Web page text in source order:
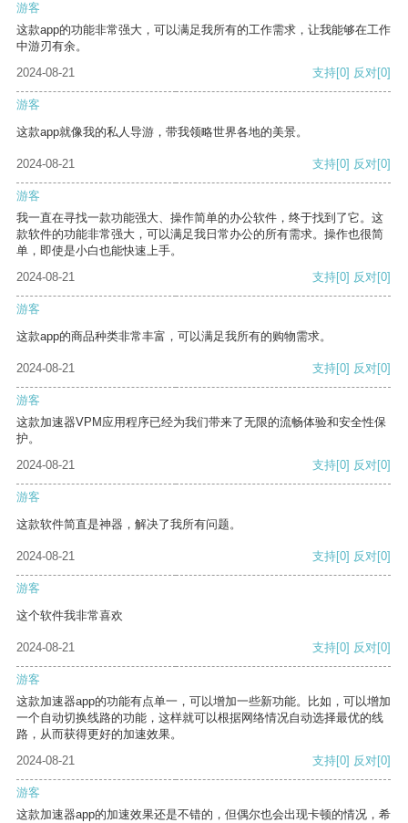
游客
这款app的功能非常强大，可以满足我所有的工作需求，让我能够在工作
中游刃有余。
2024-08-21
支持[0] 反对[0]
游客
这款app就像我的私人导游，带我领略世界各地的美景。
2024-08-21 支持[0] 反对[0]
游客
我一直在寻找一款功能强大、操作简单的办公软件，终于找到了它。这
款软件的功能非常强大，可以满足我日常办公的所有需求。操作也很简
单，即使是小白也能快速上手。
2024-08-21
支持[0] 反对[0]
游客
这款app的商品种类非常丰富，可以满足我所有的购物需求。
2024-08-21 支持[0] 反对[0]
游客
这款加速器VPM应用程序已经为我们带来了无限的流畅体验和安全性保
护。
2024-08-21
支持[0] 反对[0]
游客
这款软件简直是神器，解决了我所有问题。
2024-08-21 支持[0] 反对[0]
游客
这个软件我非常喜欢
2024-08-21 支持[0] 反对[0]
游客
这款加速器app的功能有点单一，可以增加一些新功能。比如，可以增加
一个自动切换线路的功能，这样就可以根据网络情况自动选择最优的线
路，从而获得更好的加速效果。
2024-08-21
支持[0] 反对[0]
游客
这款加速器app的加速效果还是不错的，但偶尔也会出现卡顿的情况，希